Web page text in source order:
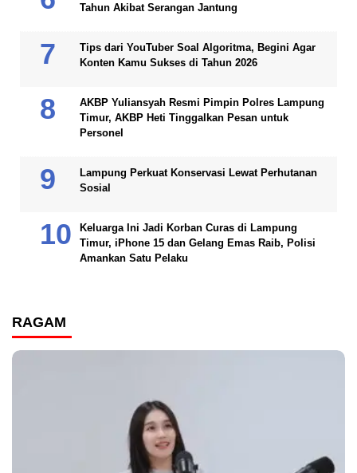
Tahun Akibat Serangan Jantung
Tips dari YouTuber Soal Algoritma, Begini Agar
Konten Kamu Sukses di Tahun 2026
AKBP Yuliansyah Resmi Pimpin Polres Lampung
Timur, AKBP Heti Tinggalkan Pesan untuk
Personel
Lampung Perkuat Konservasi Lewat Perhutanan
Sosial
Keluarga Ini Jadi Korban Curas di Lampung
Timur, iPhone 15 dan Gelang Emas Raib, Polisi
Amankan Satu Pelaku
RAGAM